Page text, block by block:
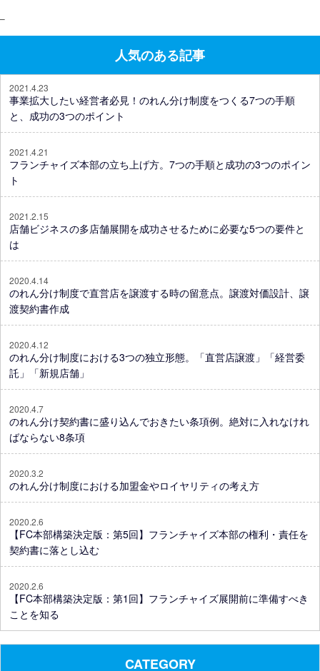
–
人気のある記事
2021.4.23
事業拡大したい経営者必見！のれん分け制度をつくる7つの手順
と、成功の3つのポイント
2021.4.21
フランチャイズ本部の立ち上げ方。7つの手順と成功の3つのポイン
ト
2021.2.15
店舗ビジネスの多店舗展開を成功させるために必要な5つの要件と
は
2020.4.14
のれん分け制度で直営店を譲渡する時の留意点。譲渡対価設計、譲
渡契約書作成
2020.4.12
のれん分け制度における3つの独立形態。「直営店譲渡」「経営委
託」「新規店舗」
2020.4.7
のれん分け契約書に盛り込んでおきたい条項例。絶対に入れなけれ
ばならない8条項
2020.3.2
のれん分け制度における加盟金やロイヤリティの考え方
2020.2.6
【FC本部構築決定版：第5回】フランチャイズ本部の権利・責任を
契約書に落とし込む
2020.2.6
【FC本部構築決定版：第1回】フランチャイズ展開前に準備すべき
ことを知る
CATEGORY